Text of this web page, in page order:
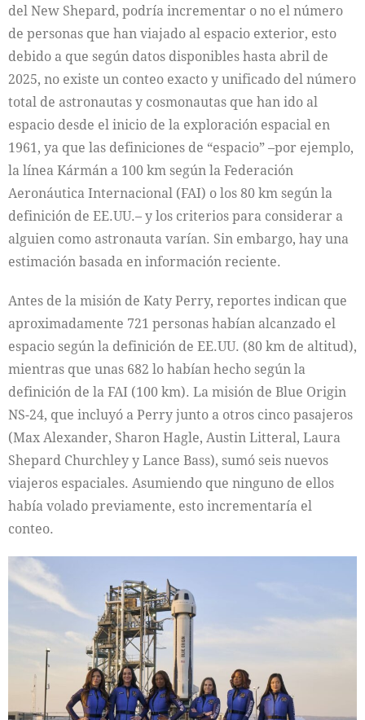
del New Shepard, podría incrementar o no el número
de personas que han viajado al espacio exterior, esto
debido a que según datos disponibles hasta abril de
2025, no existe un conteo exacto y unificado del número
total de astronautas y cosmonautas que han ido al
espacio desde el inicio de la exploración espacial en
1961, ya que las definiciones de “espacio” –por ejemplo,
la línea Kármán a 100 km según la Federación
Aeronáutica Internacional (FAI) o los 80 km según la
definición de EE.UU.– y los criterios para considerar a
alguien como astronauta varían. Sin embargo, hay una
estimación basada en información reciente.
Antes de la misión de Katy Perry, reportes indican que
aproximadamente 721 personas habían alcanzado el
espacio según la definición de EE.UU. (80 km de altitud),
mientras que unas 682 lo habían hecho según la
definición de la FAI (100 km). La misión de Blue Origin
NS-24, que incluyó a Perry junto a otros cinco pasajeros
(Max Alexander, Sharon Hagle, Austin Litteral, Laura
Shepard Churchley y Lance Bass), sumó seis nuevos
viajeros espaciales. Asumiendo que ninguno de ellos
había volado previamente, esto incrementaría el
conteo.